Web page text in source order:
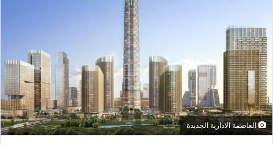
د
إ
ل
ك
ت
العاصمة الادارية الجديدة